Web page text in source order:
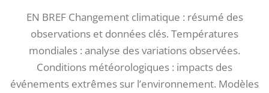
EN BREF Changement climatique : résumé des
observations et données clés. Températures
mondiales : analyse des variations observées.
Conditions météorologiques : impacts des
événements extrêmes sur l’environnement. Modèles